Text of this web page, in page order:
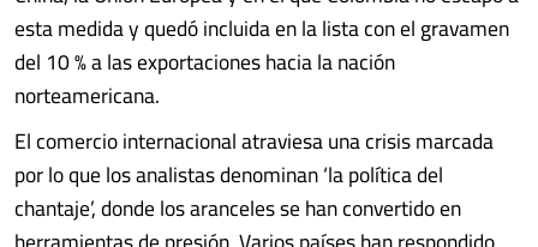
esta medida y quedó incluida en la lista con el gravamen
del 10 % a las exportaciones hacia la nación
norteamericana.
El comercio internacional atraviesa una crisis marcada
por lo que los analistas denominan ‘la política del
chantaje’, donde los aranceles se han convertido en